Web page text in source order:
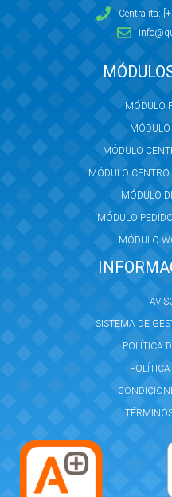
Centralita:
MÓDULO
MÓDULO
MÓDULO
MÓDULO
MÓDULO
MÓDULO
SISTEMA DE
POLÍTICA